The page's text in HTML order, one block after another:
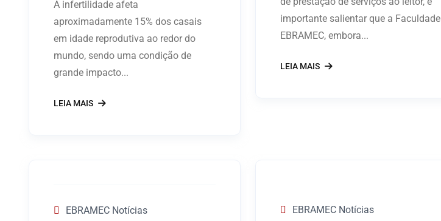
A infertilidade afeta
aproximadamente 15% dos casais
em idade reprodutiva ao redor do
mundo, sendo uma condição de
grande impacto...
LEIA MAIS
importante salientar que a Faculdade
EBRAMEC, embora...
LEIA MAIS
EBRAMEC Notícias EBRAMEC Notícias